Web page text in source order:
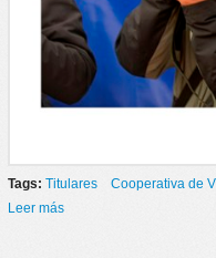
Tags: Titulares Cooperativa de
Leer más